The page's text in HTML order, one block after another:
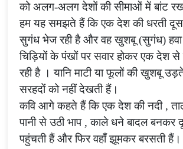
को अलग-अलग देशों की सीमाओं में बांट
हम यह समझते हैं कि एक देश की धरती
सुगंध भेज रही है और वह खुशबू (सुगंध)
चिड़ियों के पंखों पर सवार होकर एक देश
रही है । यानि माटी या फूलों की खुशबू
सरहदों को नहीं देखती हैं।
कवि आगे कहते हैं कि एक देश की नदी ,
पानी से उठी भाप ,काले धने बादल बनकर
पहुंचती हैं और फिर वहाँ झूमकर बरसती हैं।